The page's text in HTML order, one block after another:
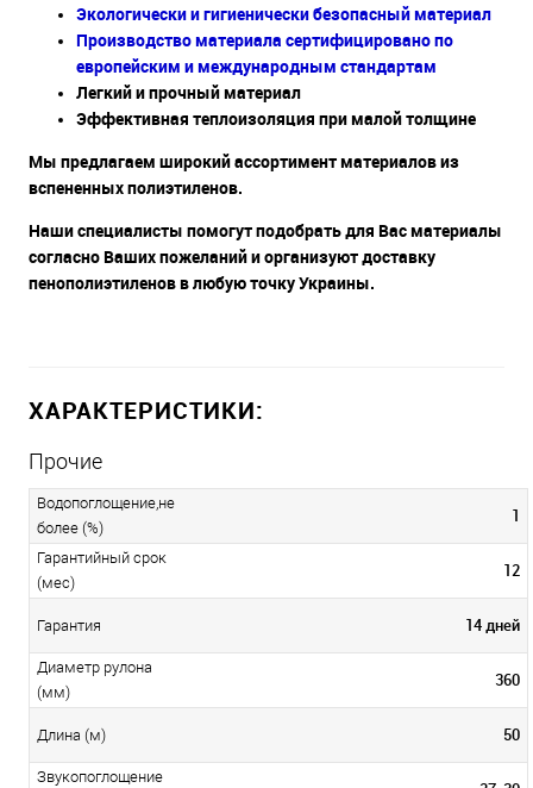
Экологически и гигиенически безопасный материал
Производство материала сертифицировано по
европейским и международным стандартам
Легкий и прочный материал
Эффективная теплоизоляция при малой толщине
Мы предлагаем широкий ассортимент материалов из
вспененных полиэтиленов.
Наши специалисты помогут подобрать для Вас материалы
согласно Ваших пожеланий и организуют доставку
пенополиэтиленов в любую точку Украины.
ХАРАКТЕРИСТИКИ:
Прочие
Водопоглощение,не
более (%)
1
Гарантийный срок
(мес)
12
Гарантия 14 дней
Диаметр рулона
(мм)
360
Длина (м) 50
Звукопоглощение